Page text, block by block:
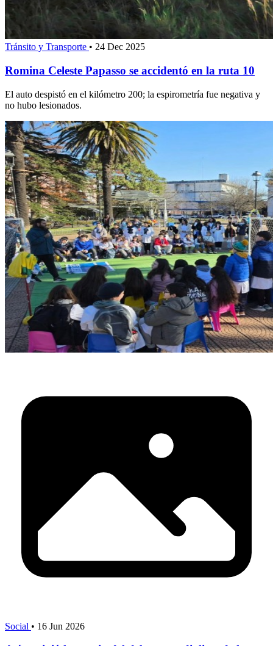
Tránsito y Transporte • 24 Dec 2025
Romina Celeste Papasso se accidentó en la ruta 10
El auto despistó en el kilómetro 200; la espirometría fue negativa y
no hubo lesionados.
Social • 16 Jun 2026